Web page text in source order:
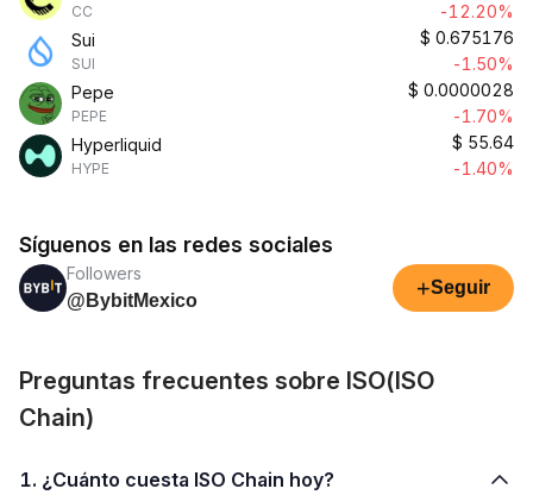
CC
-12.20%
Sui
SUI
$ 0.675176
-1.50%
Pepe
PEPE
$ 0.0000028
-1.70%
Hyperliquid
HYPE
$ 55.64
-1.40%
Síguenos en las redes sociales
Followers
@BybitMexico
+Seguir
Preguntas frecuentes sobre ISO(ISO
Chain)
1. ¿Cuánto cuesta ISO Chain hoy?